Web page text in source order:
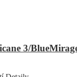
3/